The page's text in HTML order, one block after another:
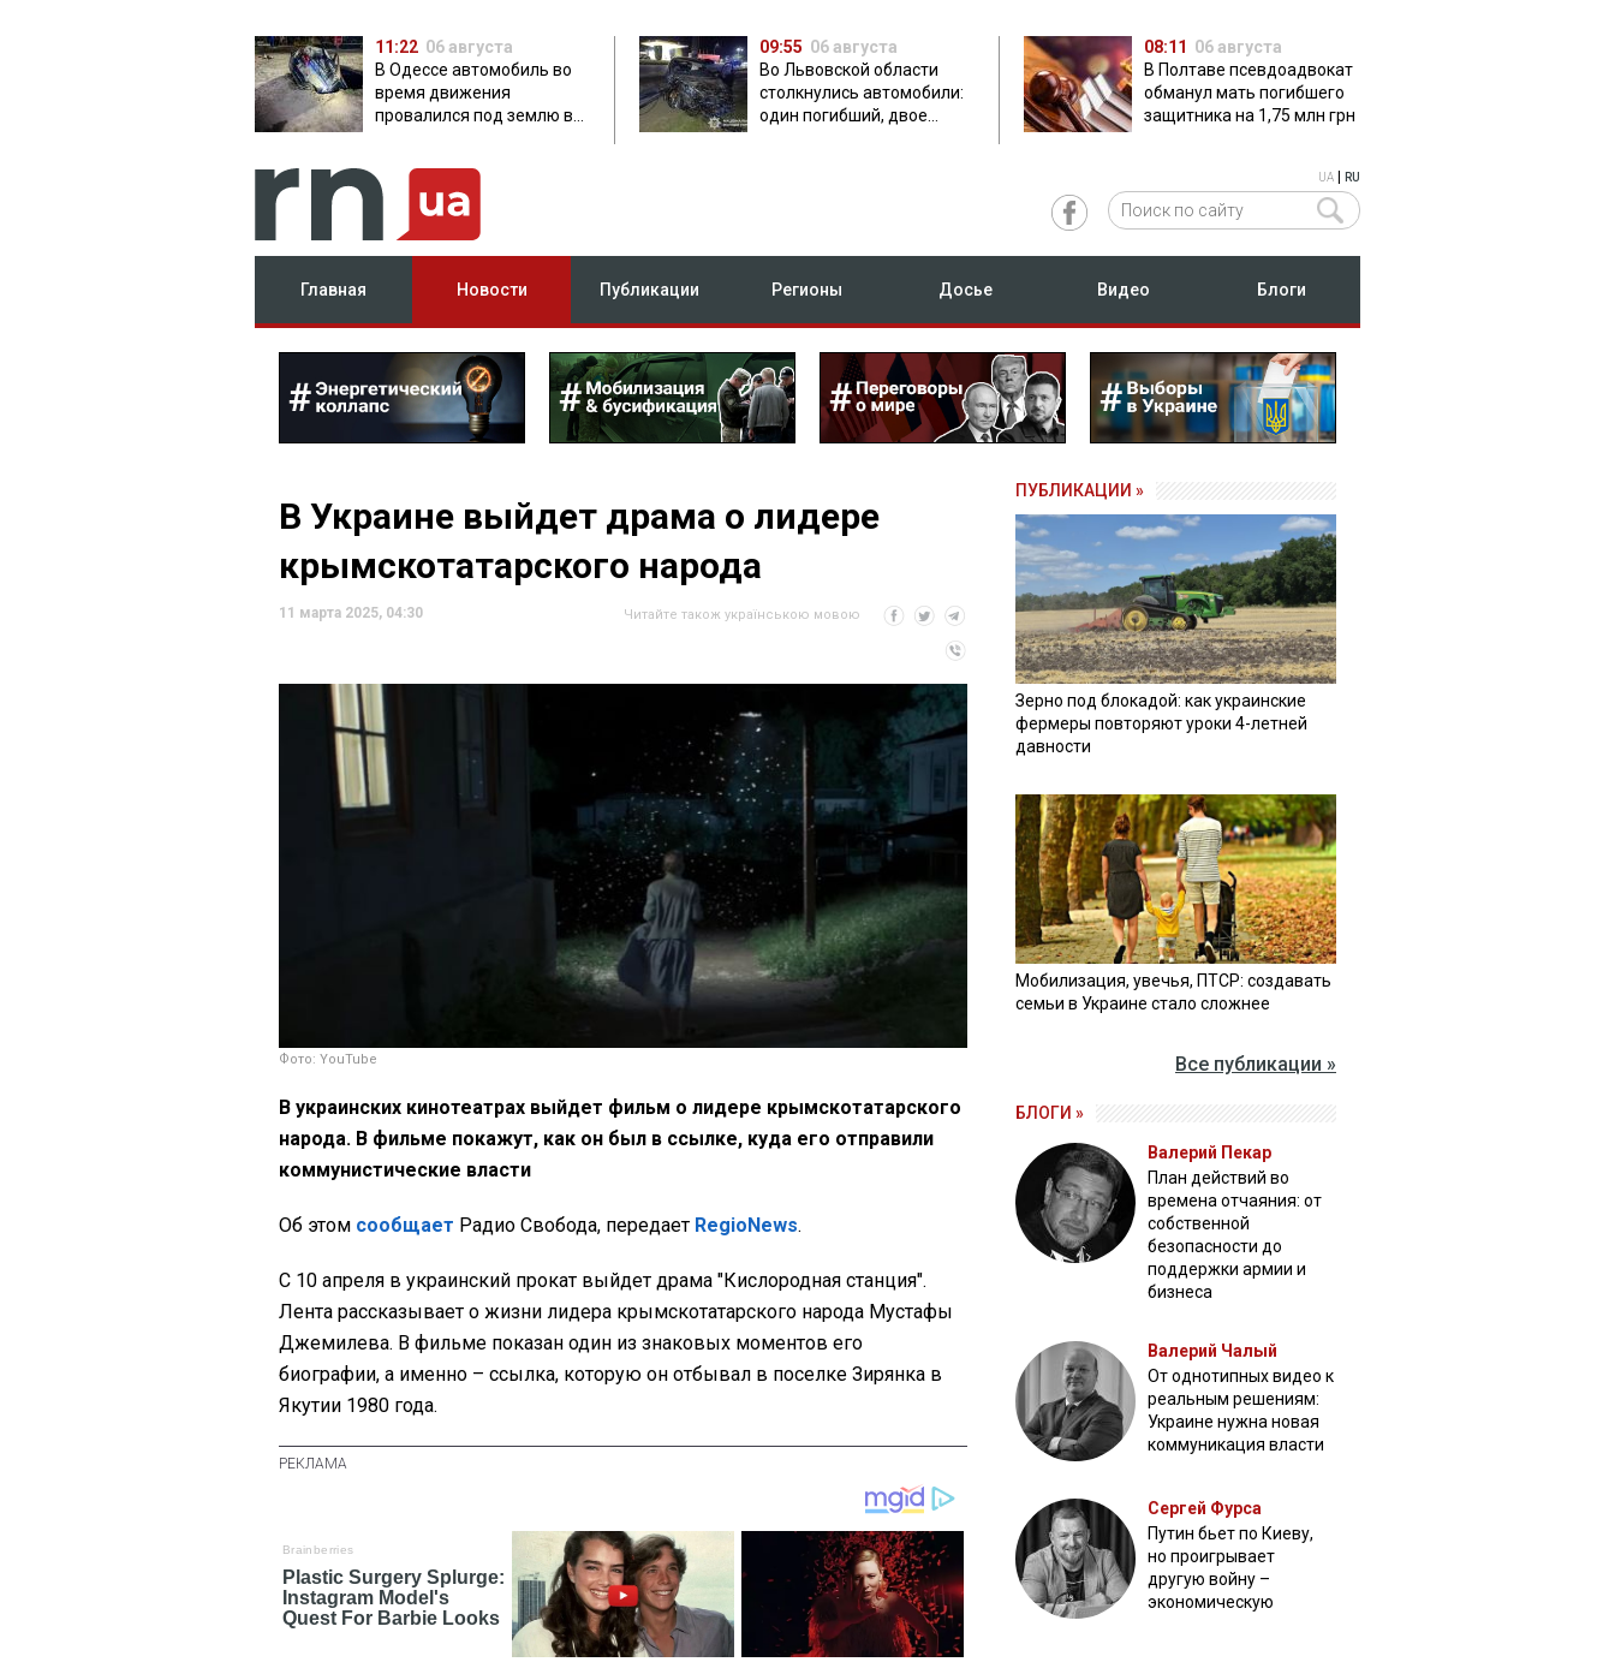
11:22 06 августа
В Одессе автомобиль во
время движения
провалился под землю в
09:55 06 августа
Во Львовской области
столкнулись автомобили:
один погибший, двое
08:11 06 августа
В Полтаве псевдоадвокат
обманул мать погибшего
защитника на 1,75 млн грн
UA RU
Главная Новости Публикации Регионы Досье Видео Блоги
В Украине выйдет драма о лидере
крымскотатарского народа
11 марта 2025, 04:30 Читайте також українською мовою
Фото: YouTube
В украинских кинотеатрах выйдет фильм о лидере крымскотатарского
народа. В фильме покажут, как он был в ссылке, куда его отправили
коммунистические власти
Об этом сообщает Радио Свобода, передает RegioNews.
С 10 апреля в украинский прокат выйдет драма "Кислородная станция".
Лента рассказывает о жизни лидера крымскотатарского народа Мустафы
Джемилева. В фильме показан один из знаковых моментов его
биографии, а именно – ссылка, которую он отбывал в поселке Зирянка в
Якутии 1980 года.
ПУБЛИКАЦИИ »
Зерно под блокадой: как украинские
фермеры повторяют уроки 4-летней
давности
Мобилизация, увечья, ПТСР: создавать
семьи в Украине стало сложнее
Все публикации »
БЛОГИ »
Валерий Пекар
План действий во
времена отчаяния: от
собственной
безопасности до
поддержки армии и
бизнеса
Валерий Чалый
От однотипных видео к
реальным решениям:
Украине нужна новая
коммуникация власти
Сергей Фурса
Путин бьет по Киеву,
но проигрывает
другую войну –
экономическую